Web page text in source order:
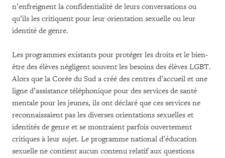
n’enfreignent la confidentialité de leurs conversations ou
qu’ils les critiquent pour leur orientation sexuelle ou leur
identité de genre.
Les programmes existants pour protéger les droits et le bien-
être des élèves négligent souvent les besoins des élèves LGBT.
Alors que la Corée du Sud a créé des centres d’accueil et une
ligne d’assistance téléphonique pour des services de santé
mentale pour les jeunes, ils ont déclaré que ces services ne
reconnaissaient pas les diverses orientations sexuelles et
identités de genre et se montraient parfois ouvertement
critiques à leur sujet. Le programme national d’éducation
sexuelle ne contient aucun contenu relatif aux questions